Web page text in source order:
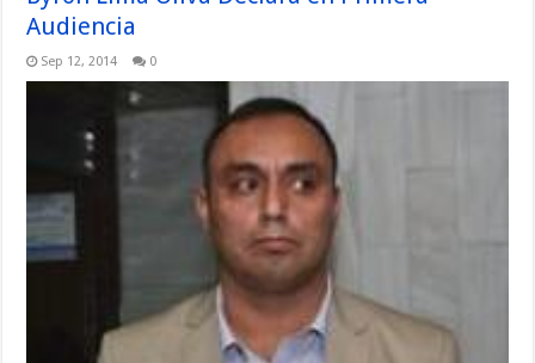
Audiencia
Sep 12, 2014 0